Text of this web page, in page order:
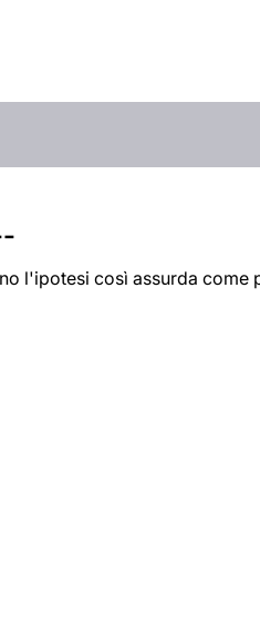
l'ipotesi così assurda come